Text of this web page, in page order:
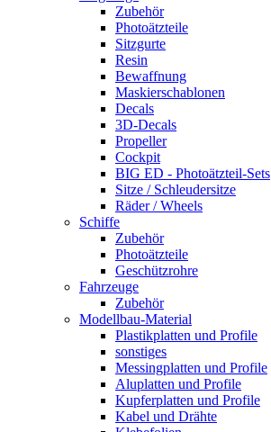
Zubehör
Photoätzteile
Sitzgurte
Resin
Bewaffnung
Maskierschablonen
Decals
3D-Decals
Propeller
Cockpit
BIG ED - Photoätzteil-Sets
Sitze / Schleudersitze
Räder / Wheels
Schiffe
Zubehör
Photoätzteile
Geschützrohre
Fahrzeuge
Zubehör
Modellbau-Material
Plastikplatten und Profile
sonstiges
Messingplatten und Profile
Aluplatten und Profile
Kupferplatten und Profile
Kabel und Drähte